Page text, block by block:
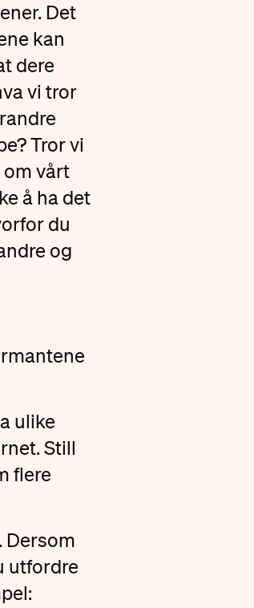
Det
kan
dere
vi tror
Tror vi
om vårt
å ha det
du
og
ulike
Still
flere
Dersom
utfordre